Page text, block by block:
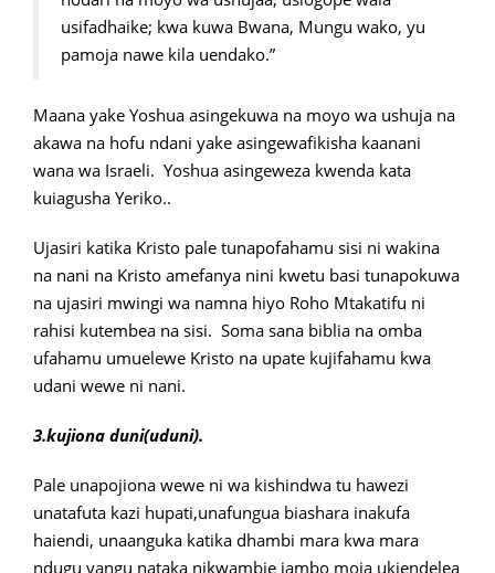
usifadhaike; kwa kuwa Bwana, Mungu wako, yu
pamoja nawe kila uendako.”
Maana yake Yoshua asingekuwa na moyo wa ushuja na
akawa na hofu ndani yake asingewafikisha kaanani
wana wa Israeli. Yoshua asingeweza kwenda kata
kuiagusha Yeriko..
Ujasiri katika Kristo pale tunapofahamu sisi ni wakina
na nani na Kristo amefanya nini kwetu basi tunapokuwa
na ujasiri mwingi wa namna hiyo Roho Mtakatifu ni
rahisi kutembea na sisi. Soma sana biblia na omba
ufahamu umuelewe Kristo na upate kujifahamu kwa
udani wewe ni nani.
3.kujiona duni(uduni).
Pale unapojiona wewe ni wa kishindwa tu hawezi
unatafuta kazi hupati,unafungua biashara inakufa
haiendi, unaanguka katika dhambi mara kwa mara
ndugu yangu nataka nikwambie jambo moja ukiendelea